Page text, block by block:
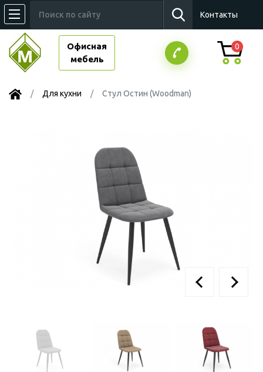
Контакты
Офисная
мебель
0
Для кухни Стул Остин (Woodman)